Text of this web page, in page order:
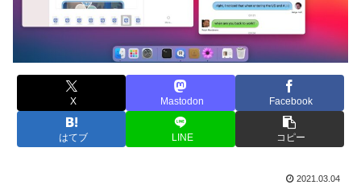
X Mastodon Facebook
はてブ LINE コピー
2021.03.04